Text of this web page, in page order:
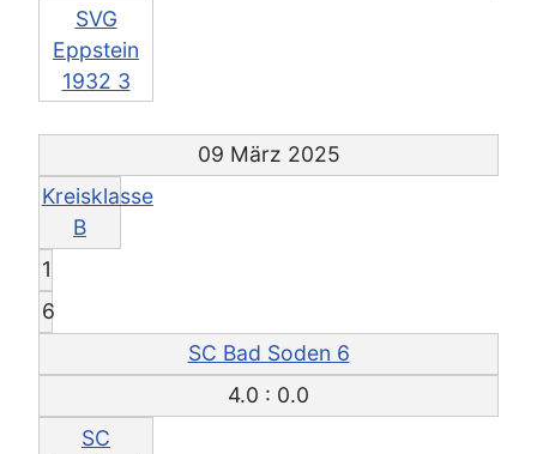
SVG
Eppstein
1932 3
09 März 2025
Kreisklasse
B
1
6
SC Bad Soden 6
4.0 : 0.0
SC